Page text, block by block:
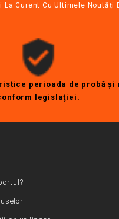
La Curent Cu Ultimele Noutăți
perioada de probă şi
legislaţiei.